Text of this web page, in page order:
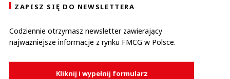
ZAPISZ SIĘ DO NEWSLETTERA
Codziennie otrzymasz newsletter zawierający
najważniejsze informacje z rynku FMCG w Polsce.
Kliknij i wypełnij formularz